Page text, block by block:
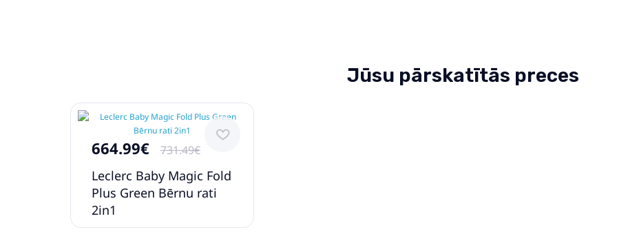
Jūsu pārskatītās preces
664.99€ 731.49€
Leclerc Baby Magic Fold
Plus Green Bērnu rati
2in1